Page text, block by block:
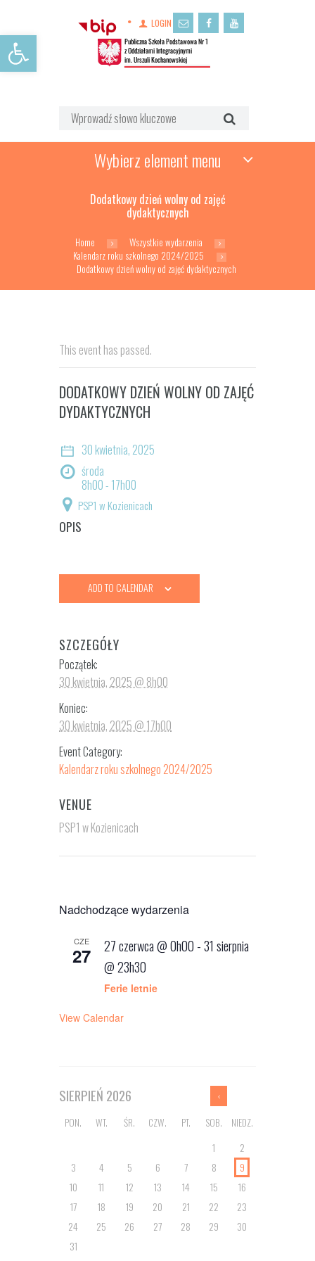
Open toolbar
LOGIN
Wybierz element menu
Dodatkowy dzień wolny od zajęć
dydaktycznych
Home
Wszystkie wydarzenia
Kalendarz roku szkolnego 2024/2025
Dodatkowy dzień wolny od zajęć dydaktycznych
This event has passed.
DODATKOWY DZIEŃ WOLNY OD ZAJĘĆ
DYDAKTYCZNYCH
30 kwietnia, 2025
środa
8h00 - 17h00
PSP1 w Kozienicach
OPIS
ADD TO CALENDAR
SZCZEGÓŁY
Początek:
30 kwietnia, 2025 @ 8h00
Koniec:
30 kwietnia, 2025 @ 17h00
Event Category:
Kalendarz roku szkolnego 2024/2025
VENUE
PSP1 w Kozienicach
Nadchodzące wydarzenia
CZE
27 27 czerwca @ 0h00 -31 sierpnia
@ 23h30
Ferie letnie
View Calendar
SIERPIEŃ 2026
PON. WT. ŚR. CZW. PT. SOB. NIEDZ.
1
2
3
4 5 6 7 8
9
10
11 12 13 14 15
16
17
18 19 20 21 22
23
24
25 26 27 28 29
30
31